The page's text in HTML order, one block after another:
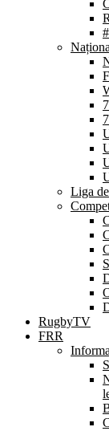
Liga
RugbyTV
FRR